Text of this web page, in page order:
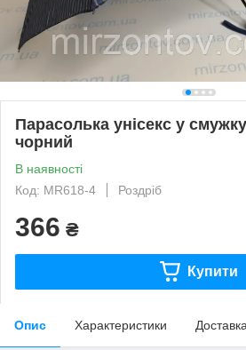
Парасолька унісекс у
чорний
В наявності
Код: MR618-4
Роздріб
366 ₴
Купити
Опис Характеристики Доставка